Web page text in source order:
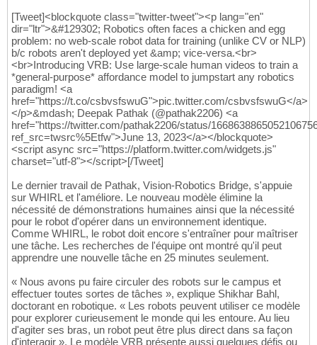
[Tweet]<blockquote class="twitter-tweet"><p lang="en"
dir="ltr">&#129302; Robotics often faces a chicken and egg
problem: no web-scale robot data for training (unlike CV or NLP)
b/c robots aren't deployed yet &amp; vice-versa.<br>
<br>Introducing VRB: Use large-scale human videos to train a
*general-purpose* affordance model to jumpstart any robotics
paradigm! <a
href="https://t.co/csbvsfswuG">pic.twitter.com/csbvsfswuG</a>
</p>&mdash; Deepak Pathak (@pathak2206) <a
href="https://twitter.com/pathak2206/status/
ref_src=twsrc%5Etfw">June 13, 2023</a></blockquote>
<script async src="https://platform.twitter.com/widgets.js"
charset="utf-8"></script>[/Tweet]
Le dernier travail de Pathak, Vision-Robotics Bridge, s'appuie
sur WHIRL et l'améliore. Le nouveau modèle élimine la
nécessité de démonstrations humaines ainsi que la nécessité
pour le robot d'opérer dans un environnement identique.
Comme WHIRL, le robot doit encore s'entraîner pour maîtriser
une tâche. Les recherches de l'équipe ont montré qu'il peut
apprendre une nouvelle tâche en 25 minutes seulement.
« Nous avons pu faire circuler des robots sur le campus et
effectuer toutes sortes de tâches », explique Shikhar Bahl,
doctorant en robotique. « Les robots peuvent utiliser ce modèle
pour explorer curieusement le monde qui les entoure. Au lieu
d'agiter ses bras, un robot peut être plus direct dans sa façon
d'interagir ». Le modèle VRB présente aussi quelques défis ou